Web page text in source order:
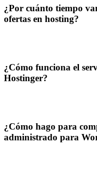
¿Por cuánto tiempo
ofertas en hosting?
¿Cómo funciona el
Hostinger?
¿Cómo hago para
administrado para